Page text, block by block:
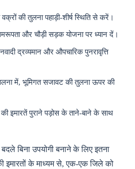
की तुलना पहाड़ी-शीर्ष स्थिति से करें।
और चौड़ी सड़क योजना पर ध्यान दें।
द्रव्यमान और औपचारिक पुनरावृत्ति
में, भूमिगत सजावट की तुलना ऊपर की
इमारतें पुराने पड़ोस के ताने-बाने के साथ
बिना उपयोगी बनाने के लिए इतना
इमारतों के माध्यम से, एक-एक जिले को